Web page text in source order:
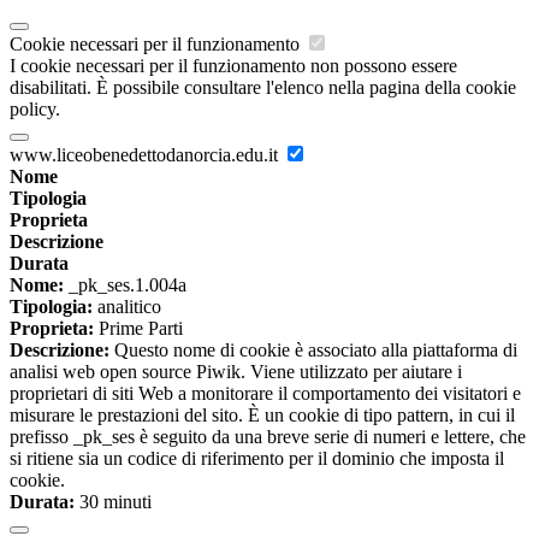
Cookie necessari per il funzionamento
I cookie necessari per il funzionamento non possono essere
disabilitati. È possibile consultare l'elenco nella pagina della cookie
policy.
www.liceobenedettodanorcia.edu.it
Nome
Tipologia
Proprieta
Descrizione
Durata
Nome: _pk_ses.1.004a
Tipologia: analitico
Proprieta: Prime Parti
Descrizione: Questo nome di cookie è associato alla piattaforma di
analisi web open source Piwik. Viene utilizzato per aiutare i
proprietari di siti Web a monitorare il comportamento dei visitatori e
misurare le prestazioni del sito. È un cookie di tipo pattern, in cui il
prefisso _pk_ses è seguito da una breve serie di numeri e lettere, che
si ritiene sia un codice di riferimento per il dominio che imposta il
cookie.
Durata: 30 minuti